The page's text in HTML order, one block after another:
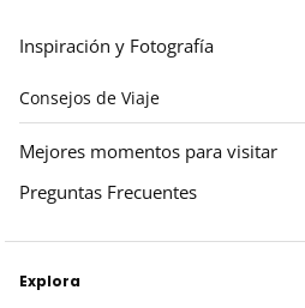
Inspiración y Fotografía
Consejos de Viaje
Mejores momentos para visitar
Preguntas Frecuentes
Explora